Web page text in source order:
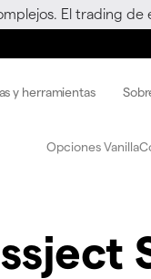
El trading
y herramientas
Opciones Vanilla